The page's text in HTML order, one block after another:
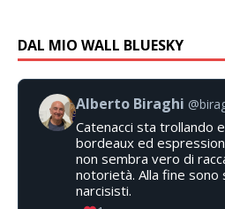
DAL MIO WALL BLUESKY
Alberto Biraghi
Catenacci sta trollando
bordeaux ed
non sembra vero di
notorietà. Alla fine
narcisisti.